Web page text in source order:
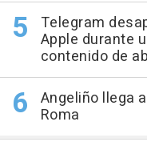
Telegram
Apple durante
contenido de
Angeliño llega
Roma